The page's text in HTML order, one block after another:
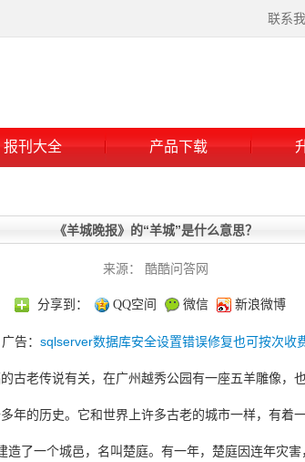
联系
报刊大全 产品下载
《羊城晚报》的“羊城”是什么意思？
来源： 酷酷问答网
分享到： QQ空间 微信 新浪微博
广告： sqlserver数据库安全设置错误修复也可按次收
古老传说有关，在广州越秀公园有一座五羊雕像，
年的历史。它和世界上许多古老的城市一样，有着一
了一个城邑，名叫楚庭。有一年，楚庭因连年灾害